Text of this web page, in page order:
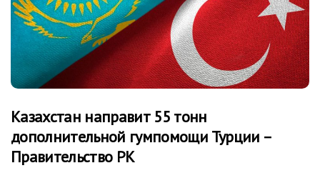
Казахстан направит 55 тонн
дополнительной гумпомощи Турции –
Правительство РК